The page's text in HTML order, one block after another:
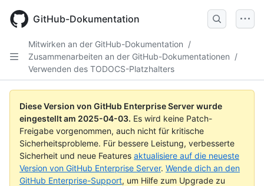
main
GitHub-Dokumentation
Mitwirken an der GitHub-Dokumentation /
Zusammenarbeiten an der GitHub-Dokumentationen /
Verwenden des TODOCS-Platzhalters
Diese Version von GitHub Enterprise Server wurde
eingestellt am 2025-04-03. Es wird keine Patch-
Freigabe vorgenommen, auch nicht für kritische
Sicherheitsprobleme. Für bessere Leistung, verbesserte
Sicherheit und neue Features aktualisiere auf die neueste
Version von GitHub Enterprise Server. Wende dich an den
GitHub Enterprise-Support, um Hilfe zum Upgrade zu